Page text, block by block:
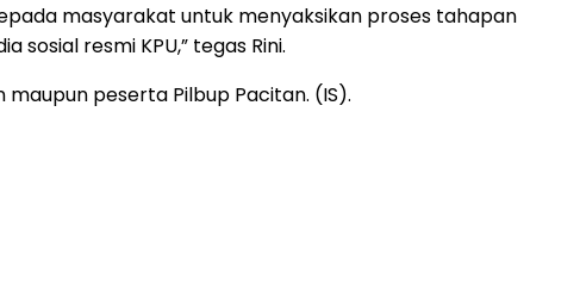
masyarakat untuk menyaksikan proses tahapan
resmi KPU,” tegas Rini.
peserta Pilbup Pacitan. (IS).